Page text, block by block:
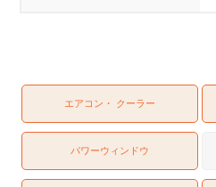
エアコン・ クーラー
パワーウィンドウ